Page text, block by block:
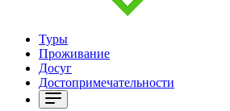
Туры
Проживание
Досуг
Достопримечательности